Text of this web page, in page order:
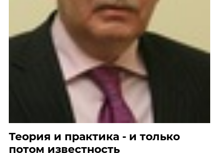
Теория и практика - и только
потом известность